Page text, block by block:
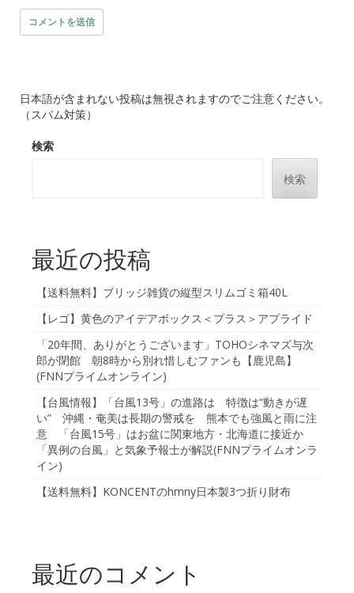
日本語が含まれない投稿は無視されますのでご注意ください。
（スパム対策）
検索
検索
最近の投稿
【送料無料】ブリッジ雑貨の縦型スリムゴミ箱40L
【レゴ】黄色のアイデアボックス＜プラス＞アプライド
「20年間、ありがとうございます」TOHOシネマズ与次
郎が閉館 朝8時から別れ惜しむファンも【鹿児島】
(FNNプライムオンライン)
【台風情報】「台風13号」の進路は 特徴は“動きが遅
い” 沖縄・奄美は長期の警戒を 熊本でも強風と雨に注
意 「台風15号」はお盆に関東地方・北海道に接近か
「異例の台風」と気象予報士が解説(FNNプライムオンラ
イン)
【送料無料】KONCENTのhmny日本製3つ折り財布
最近のコメント